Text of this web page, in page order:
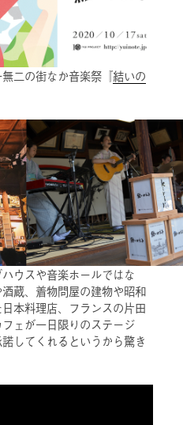
二の街なか音楽祭『結いの
ウスや音楽ホールではな
蔵、着物問屋の建物や昭和
本料理店、フランスの片田
ェが一日限りのステージ
してくれるというから驚き